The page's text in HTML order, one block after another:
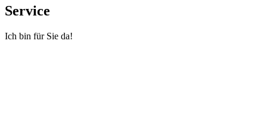
Service
Ich bin für Sie da!